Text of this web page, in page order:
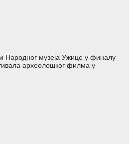
Народног музеја Ужице у финалу
археолошког филма у